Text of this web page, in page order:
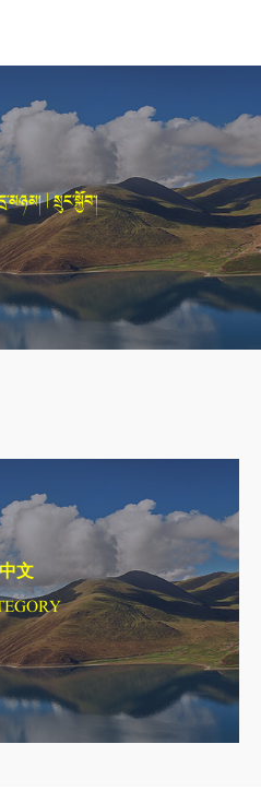
| སྲུང་སྐྱོབ་།
中文